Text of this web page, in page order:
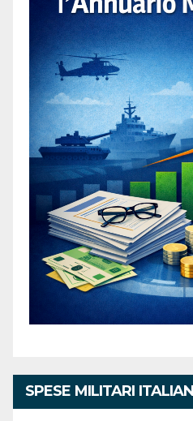
SPESE MILITARI